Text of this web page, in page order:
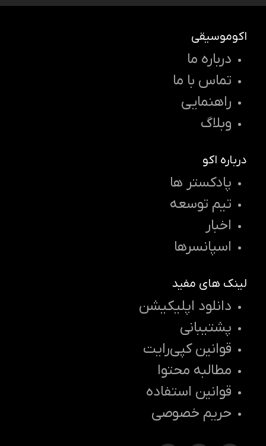
اکوموسیقی
درباره ما
تماس با ما
راهنمایی
وبلاگ
درباره اکو
پادکستر ها
تیم توسعه
اخبار
اسپانسرها
لینک های مفید
دانلود اپلیکیشن
پشتیبانی
قوانین کپی‌رایت
مطالبه محتوا
قوانین استفاده
حریم خصوصی